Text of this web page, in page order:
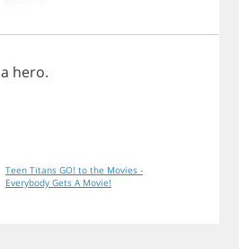
a hero.
Teen Titans GO! to the Movies -
Everybody Gets A Movie!